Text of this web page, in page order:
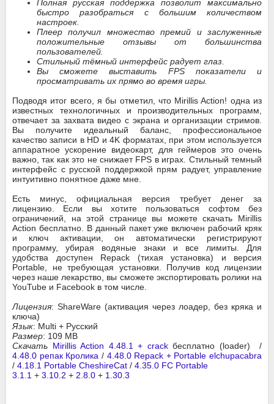
Полная русская поддержка позволит максимально
быстро разобраться с большим количеством
настроек.
Плеер получил множество премий и заслуженные
положительные отзывы от большинства
пользователей.
Стильный тёмный интерфейс радует глаз.
Вы сможете выставить FPS показатели и
просматривать их прямо во время игры.
Подводя итог всего, я бы отметил, что Mirillis Action! одна из
известных технологичных и производительных программ,
отвечает за захвата видео с экрана и организации стримов.
Вы получите идеальный баланс, профессиональное
качество записи в HD и 4K форматах, при этом используется
аппаратное ускорение видеокарт, для геймеров это очень
важно, так как это не снижает FPS в играх. Стильный темный
интерфейс с русской поддержкой прям радует, управление
интуитивно понятное даже мне.
Есть минус, официальная версия требует денег за
лицензию. Если вы хотите пользоваться софтом без
ограничений, на этой странице вы можете скачать Mirillis
Action бесплатно. В данный пакет уже включен рабочий кряк
и ключ активации, он автоматически регистрируют
программу, убирая водяные знаки и все лимиты. Для
удобства доступен Repack (тихая установка) и версия
Portable, не требующая установки. Получив код лицензии
через наше лекарство, вы сможете экспортировать ролики на
YouTube и Facebook в том числе.
Лицензия: ShareWare (активация через лоадер, без кряка и
ключа)
Язык: Multi + Русский
Размер: 109 MB
Скачать Mirillis Action 4.48.1 + crackбесплатно (loader) /
4.48.0 репак Кролика / 4.48.0 Repack + Portable elchupacabra
/ 4.18.1 Portable CheshireCat / 4.35.0 FC Portable
3.1.1 + 3.10.2 + 2.8.0 + 1.30.3